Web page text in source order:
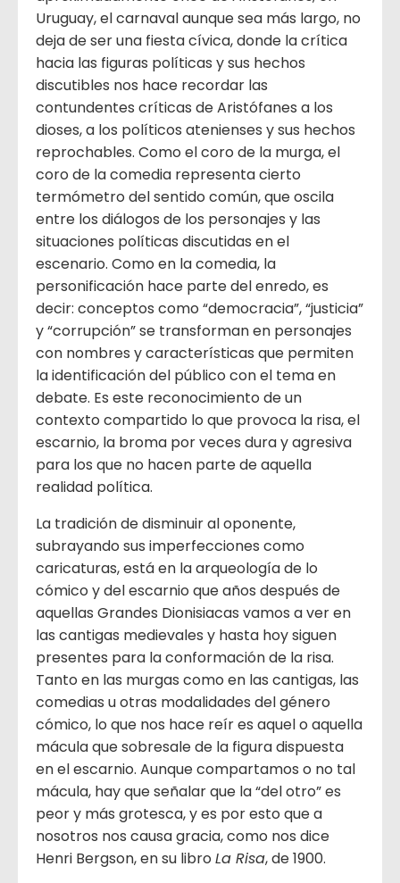
Uruguay, el carnaval aunque sea más largo, no
deja de ser una fiesta cívica, donde la crítica
hacia las figuras políticas y sus hechos
discutibles nos hace recordar las
contundentes críticas de Aristófanes a los
dioses, a los políticos atenienses y sus hechos
reprochables. Como el coro de la murga, el
coro de la comedia representa cierto
termómetro del sentido común, que oscila
entre los diálogos de los personajes y las
situaciones políticas discutidas en el
escenario. Como en la comedia, la
personificación hace parte del enredo, es
decir: conceptos como “democracia”, “justicia”
y “corrupción” se transforman en personajes
con nombres y características que permiten
la identificación del público con el tema en
debate. Es este reconocimiento de un
contexto compartido lo que provoca la risa, el
escarnio, la broma por veces dura y agresiva
para los que no hacen parte de aquella
realidad política.
La tradición de disminuir al oponente,
subrayando sus imperfecciones como
caricaturas, está en la arqueología de lo
cómico y del escarnio que años después de
aquellas Grandes Dionisiacas vamos a ver en
las cantigas medievales y hasta hoy siguen
presentes para la conformación de la risa.
Tanto en las murgas como en las cantigas, las
comedias u otras modalidades del género
cómico, lo que nos hace reír es aquel o aquella
mácula que sobresale de la figura dispuesta
en el escarnio. Aunque compartamos o no tal
mácula, hay que señalar que la “del otro” es
peor y más grotesca, y es por esto que a
nosotros nos causa gracia, como nos dice
Henri Bergson, en su libro La Risa, de 1900.